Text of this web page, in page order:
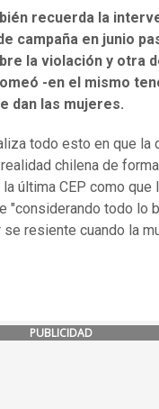
recuerda la
campaña en junio
la violación y otra
-en el mismo
dan las mujeres.
todo esto en que la
chilena de
última CEP como que
"considerando todo lo
resiente cuando la
PUBLICIDAD